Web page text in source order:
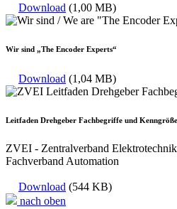
Download (1,00 MB)
Wir sind „The Encoder Experts“
Download (1,04 MB)
Leitfaden Drehgeber Fachbegriffe und
ZVEI - Zentralverband
Fachverband Automation
Download (544 KB)
nach oben